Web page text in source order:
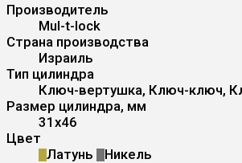
Производитель
Mul-t-lock
Страна производства
Израиль
Тип цилиндра
Ключ-вертушка, Ключ-ключ,
Размер цилиндра, мм
31x46
Цвет
Латунь
Никель